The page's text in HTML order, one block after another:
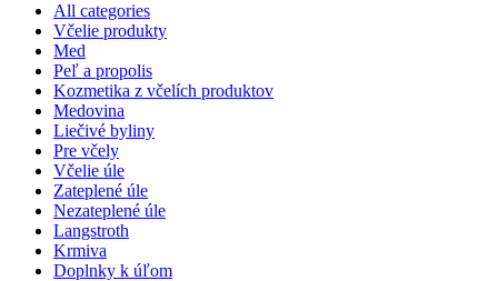
All categories
Včelie produkty
Med
Peľ a propolis
Kozmetika z včelích produktov
Medovina
Liečivé byliny
Pre včely
Včelie úle
Zateplené úle
Nezateplené úle
Langstroth
Krmiva
Doplnky k úľom